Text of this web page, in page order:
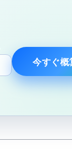
今すぐ概